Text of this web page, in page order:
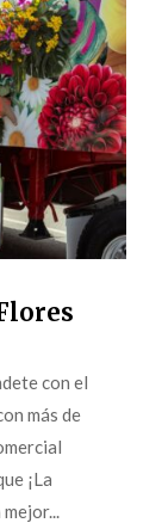
con el
más de
¡La